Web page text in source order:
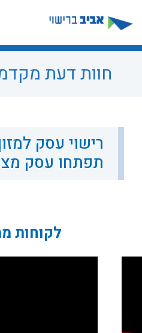
לתוכן
חוות דעת
רישוי עסק
תפתחו עסק
לקוחות